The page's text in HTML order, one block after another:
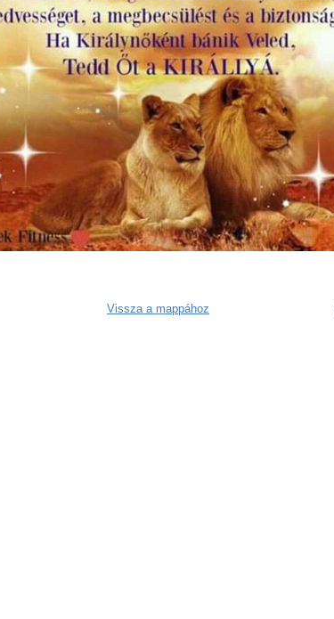
Vissza a mappához